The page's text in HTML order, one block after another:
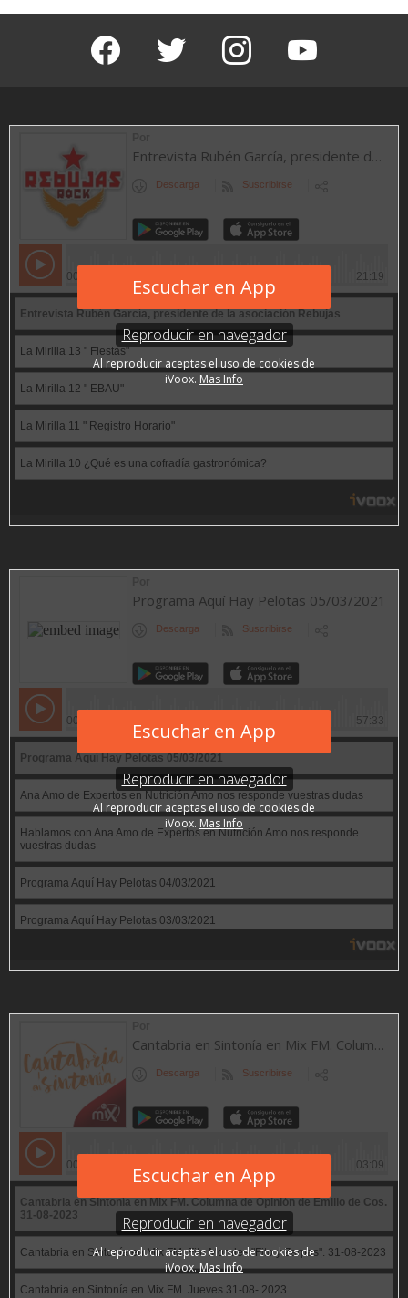
facebook twitter instagram youtube